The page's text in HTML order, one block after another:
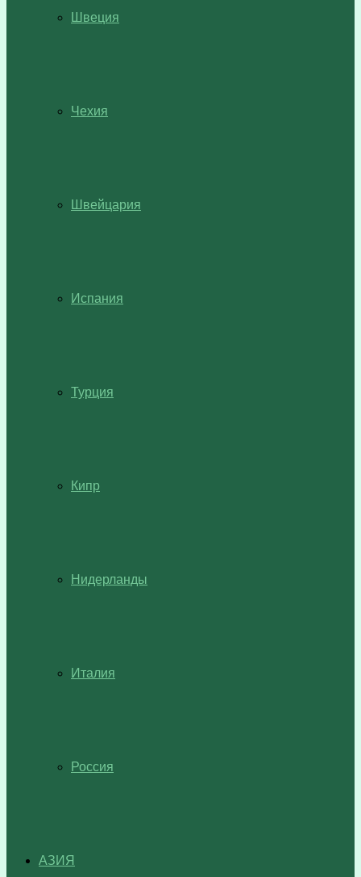
Швеция
Чехия
Швейцария
Испания
Турция
Кипр
Нидерланды
Италия
Россия
АЗИЯ